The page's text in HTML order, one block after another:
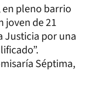
en pleno barrio
joven de 21
Justicia por una
Séptima,